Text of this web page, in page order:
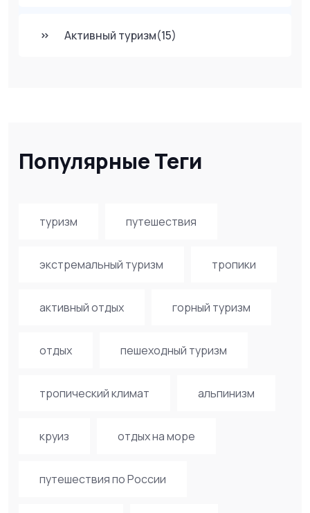
Активный туризм(15)
Популярные Теги
туризм путешествия
экстремальный туризм тропики
активный отдых горный туризм
отдых пешеходный туризм
тропический климат альпинизм
круиз отдых на море
путешествия по России